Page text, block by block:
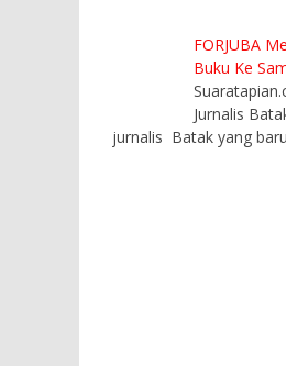
FORJUBA
Buku Ke
Jurnalis
jurnalis Batak yang